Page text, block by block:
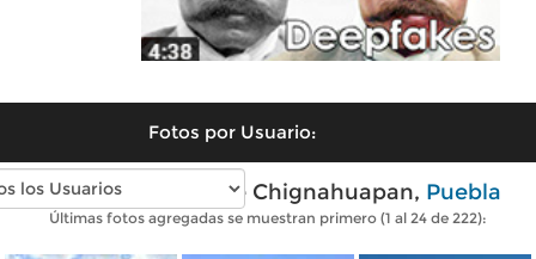
Fotos por Usuario:
Fotos modernas de Chignahuapan, Puebla
Últimas fotos agregadas se muestran primero (1 al 24 de 222):